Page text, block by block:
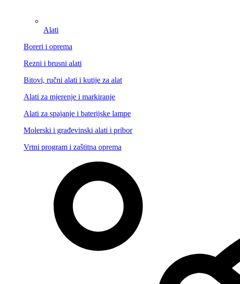
Alati
Boreri i oprema
Rezni i brusni alati
Bitovi, ručni alati i kutije za alat
Alati za mjerenje i markiranje
Alati za spajanje i baterijske lampe
Molerski i građevinski alati i pribor
Vrtni program i zaštitna oprema